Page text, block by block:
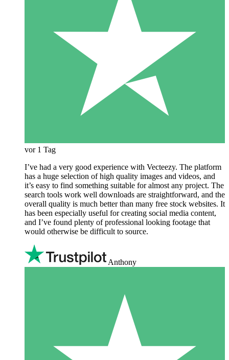
vor 1 Tag
I’ve had a very good experience with Vecteezy. The platform
has a huge selection of high quality images and videos, and
it’s easy to find something suitable for almost any project. The
search tools work well downloads are straightforward, and the
overall quality is much better than many free stock websites. It
has been especially useful for creating social media content,
and I’ve found plenty of professional looking footage that
would otherwise be difficult to source.
Anthony